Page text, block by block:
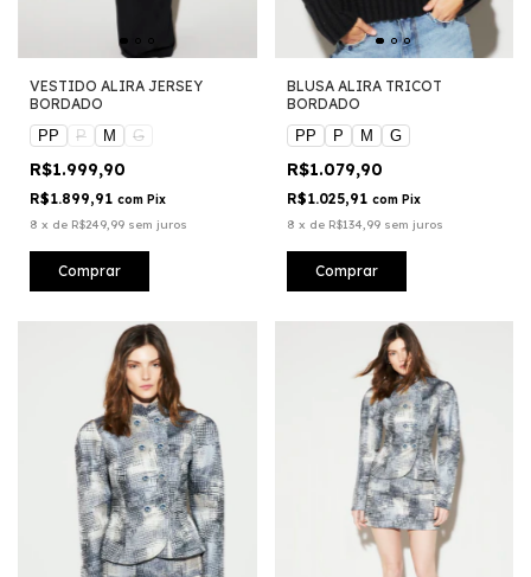
VESTIDO ALIRA JERSEY
BORDADO
PP
P M G
R$1.999,90
R$1.899,91 com Pix
8 x de R$249,99 sem juros
Comprar
BLUSA ALIRA TRICOT
BORDADO
PP
P M G
R$1.079,90
R$1.025,91 com Pix
8 x de R$134,99 sem juros
Comprar